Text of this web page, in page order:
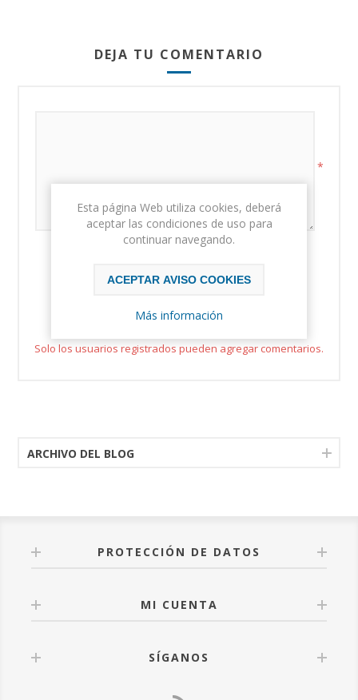
DEJA TU COMENTARIO
*
Solo los usuarios registrados pueden agregar comentarios.
ARCHIVO DEL BLOG
PROTECCIÓN DE DATOS
MI CUENTA
SÍGANOS
Esta página Web utiliza cookies, deberá
aceptar las condiciones de uso para
continuar navegando.
ACEPTAR AVISO COOKIES
Más información